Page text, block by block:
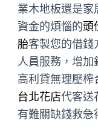
業木地板還是家
資金的煩惱的頭
胎客製您的借錢
人員服務，增
高利貸無理壓榨
台北花店代客送
有難關缺錢救急